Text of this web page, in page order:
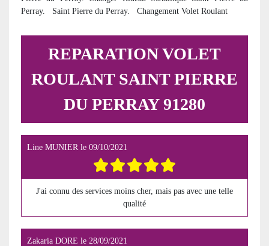
Perray.
Saint Pierre du Perray. Changement Volet Roulant
REPARATION VOLET
ROULANT SAINT PIERRE
DU PERRAY 91280
Line MUNIER le 09/10/2021
J'ai connu des services moins cher, mais pas avec une telle
qualité
Zakaria DORE le 28/09/2021